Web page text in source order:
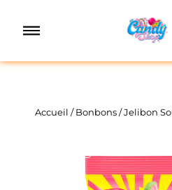
Accueil /Bonbons/ Jelibon